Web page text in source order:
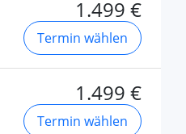
1.499 €
Termin wählen
1.499 €
Termin wählen